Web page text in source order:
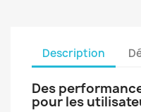
Description
Des
pour les